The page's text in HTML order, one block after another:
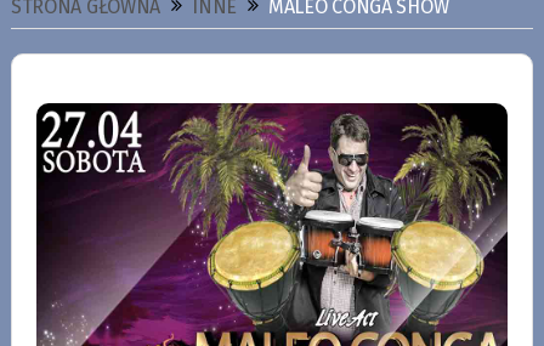
STRONA GŁÓWNA INNE MALEO CONGA SHOW